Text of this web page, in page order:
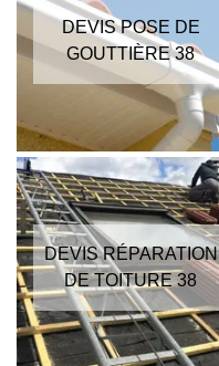
DEVIS POSE DE
GOUTTIÈRE 38
DEVIS RÉPARATION
DE TOITURE 38